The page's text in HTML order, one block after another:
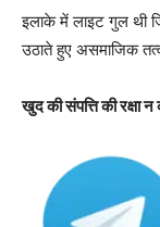
इलाके में लाइट गुल थी
उठाते हुए असमाजिक
खुद की संपत्ति की रक्षा